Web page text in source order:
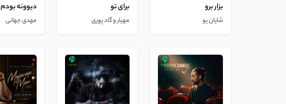
بزار برو
شایان یو
برای تو
مهیار و گاد پوری
دیوونه بودم
مهدی جهانی